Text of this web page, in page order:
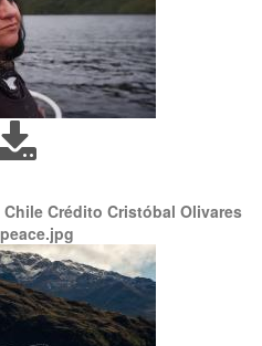
Crédito Cristóbal Olivares